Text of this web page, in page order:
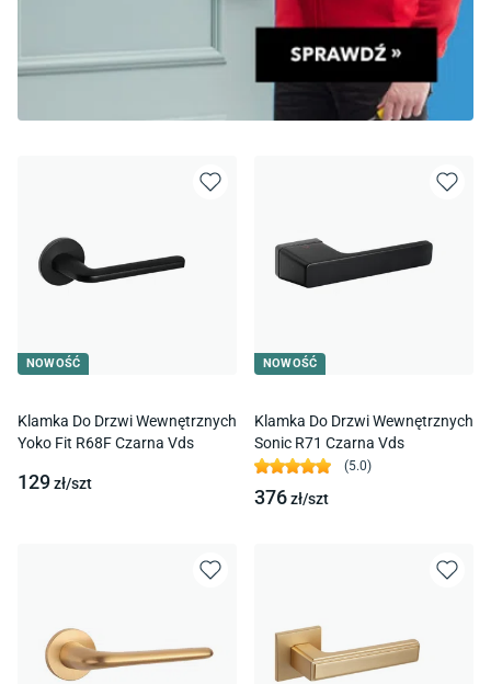
NOWOŚĆ
Klamka Do Drzwi Wewnętrznych
Yoko Fit R68F Czarna Vds
129zł/szt
NOWOŚĆ
Klamka Do Drzwi Wewnętrznych
Sonic R71 Czarna Vds
(5.0)
376zł/szt